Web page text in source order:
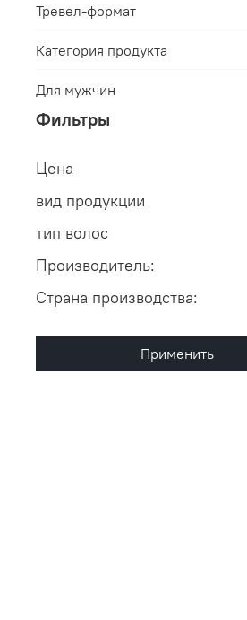
Тревел-формат
Категория продукта
Для мужчин
Фильтры
Цена
вид продукции
тип волос
Производитель:
Cтрана производства:
Применить